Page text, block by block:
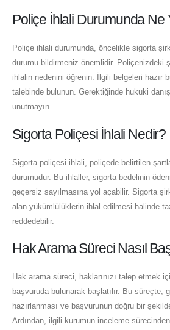
Poliçe İhlali Durumunda Ne
Poliçe ihlali durumunda, öncelikle sigorta
durumu bildirmeniz önemlidir. Poliçenizdeki
ihlalin nedenini öğrenin. İlgili belgeleri hazır
talebinde bulunun. Gerektiğinde hukuki
unutmayın.
Sigorta Poliçesi İhlali Nedir?
Sigorta poliçesi ihlali, poliçede belirtilen
durumudur. Bu ihlaller, sigorta bedelinin
geçersiz sayılmasına yol açabilir. Sigorta
alan yükümlülüklerin ihlal edilmesi halinde
reddedebilir.
Hak Arama Süreci Nasıl
Hak arama süreci, haklarınızı talep etmek
başvuruda bulunarak başlatılır. Bu süreçte,
hazırlanması ve başvurunun doğru bir
Ardından, ilgili kurumun inceleme